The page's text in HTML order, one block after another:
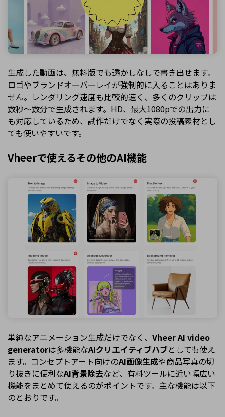
生成した動画は、無料版でも透かしなしで書き出せます。
ロゴやブランドオーバーレイが強制的に入ることはありま
せん。レンダリング速度も比較的速く、多くのクリップは
数秒〜数分で生成されます。HD、最大1080pでの出力に
も対応しているため、試作だけでなく実際の投稿素材とし
ても使いやすいです。
Vheerで使えるその他のAI機能
単純なアニメーション生成だけでなく、 Vheer AI video
generatorは多機能なAIクリエイティブハブとしても使え
ます。コンセプトアート向けのAI画像生成や商品写真の切
り抜きに便利なAI背景除去など、有料ツールに近い幅広い
機能をまとめて使えるのがポイントです。主な機能は以下
のとおりです。